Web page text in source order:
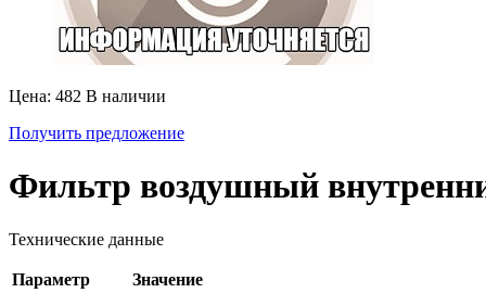
Цена: 482 В наличии
Получить предложение
Фильтр воздушный
Технические данные
Параметр Значение